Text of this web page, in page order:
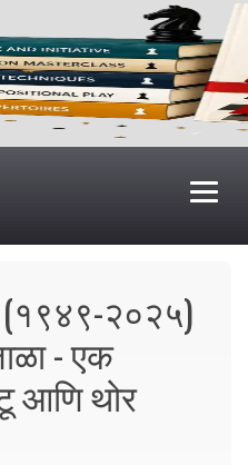
२०२५)
- एक
आणि थोर